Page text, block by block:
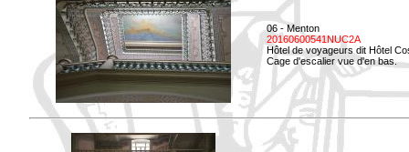
06 - Menton
20160600541NUC2A
Hôtel de voyageurs dit Hôtel
Cage d'escalier vue d'en bas.